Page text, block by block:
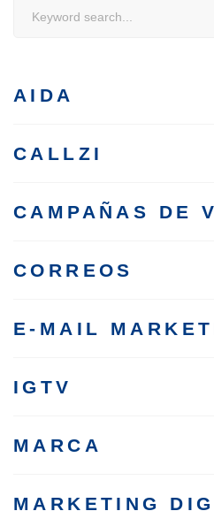
Search
AIDA
CALLZI
CAMPAÑAS DE
CORREOS
E-MAIL
IGTV
MARCA
MARKETING